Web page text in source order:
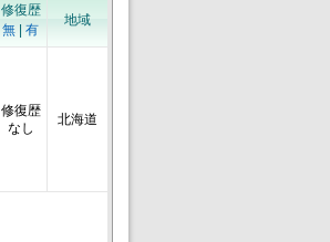
修復歴
無
有
地域
修復歴
なし
北海道